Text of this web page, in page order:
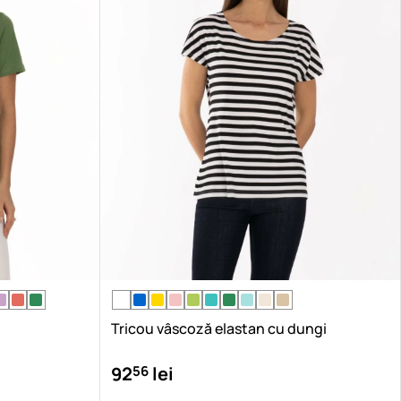
Tricou vâscoză elastan cu dungi
9256 lei